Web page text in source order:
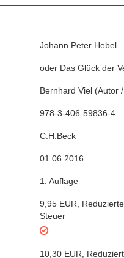
Johann Peter Hebel
oder Das Glück der
Bernhard Viel (Autor
978-3-406-59836-4
C.H.Beck
01.06.2016
1. Auflage
9,95 EUR
Steuer
10,30 EUR